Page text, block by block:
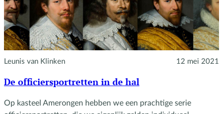
Leunis van Klinken 12 mei 2021
De officiersportretten in de hal
Op kasteel Amerongen hebben we een prachtige serie